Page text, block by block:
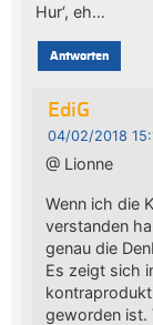
Hur‘, eh…
Antworten
EdiG
04/02/2018
@ Lionne
Wenn ich die
verstanden
genau die
Es zeigt sich
geworden ist.